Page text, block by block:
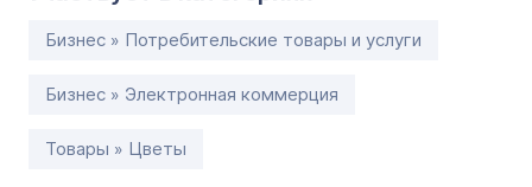
Бизнес » Потребительские товары и услуги
Бизнес » Электронная коммерция
Товары » Цветы